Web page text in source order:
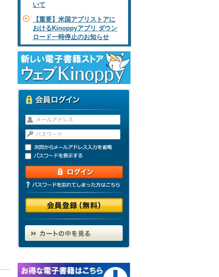
いて
【重要】米国アプリストアに
おけるKinoppyアプリ ダウン
ロード一時停止のお知らせ